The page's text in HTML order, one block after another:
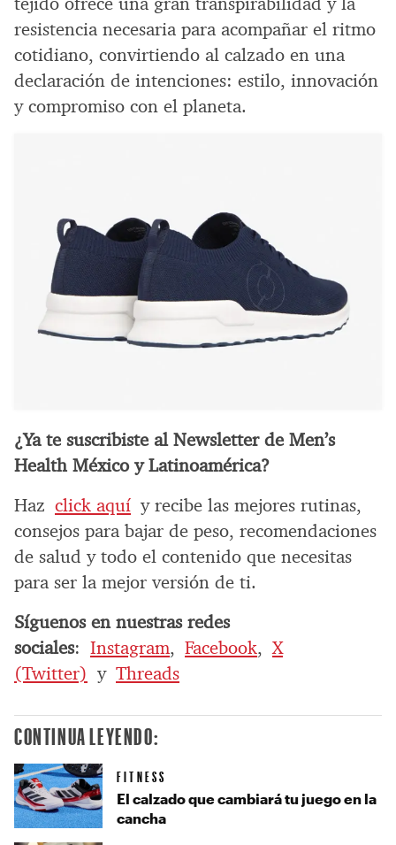
resistencia necesaria para acompañar el ritmo
cotidiano, convirtiendo al calzado en una
declaración de intenciones: estilo, innovación
y compromiso con el planeta.
¿Ya te suscribiste al Newsletter de Men’s
Health México y Latinoamérica?
Haz click aquí y recibe las mejores rutinas,
consejos para bajar de peso, recomendaciones
de salud y todo el contenido que necesitas
para ser la mejor versión de ti.
Síguenos en nuestras redes
sociales: Instagram, Facebook,X
(Twitter) y Threads
CONTINUA LEYENDO:
FITNESS
El calzado que cambiará tu juego en la
cancha